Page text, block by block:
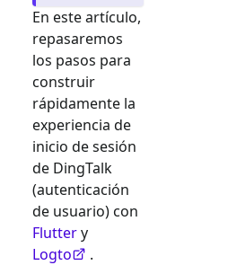
En este artículo,
repasaremos
los pasos para
construir
rápidamente la
experiencia de
inicio de sesión
de DingTalk
(autenticación
de usuario) con
Fluttery
Logto
.